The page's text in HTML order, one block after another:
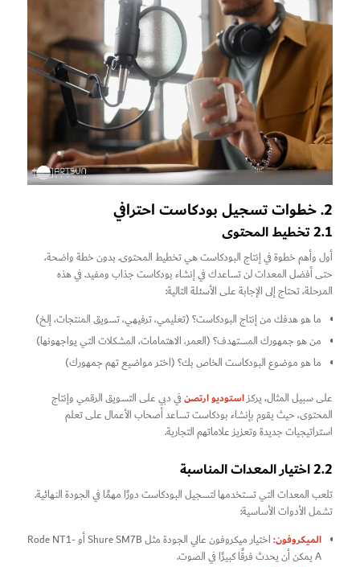
2. خطوات تسجيل بودكاست احترافي
2.1 تخطيط المحتوى
أول وأهم خطوة في إنتاج البودكاست هي تخطيط المحتوى. بدون خطة واضحة،
حتى أفضل المعدات لن تساعدك في إنشاء بودكاست جذاب ومفيد. في هذه
المرحلة، تحتاج إلى الإجابة على الأسئلة التالية:
ما هو هدفك من إنتاج البودكاست؟ (تعليمي، ترفيهي، تسويق المنتجات، إلخ)
من هو جمهورك المستهدف؟ (العمر، الاهتمامات، المشكلات التي يواجهونها)
ما هو موضوع البودكاست الخاص بك؟ (اختر مواضيع تهم جمهورك)
على سبيل المثال، يركزاستوديو ارتصنفي دبي على التسويق الرقمي وإنتاج
المحتوى، حيث يقوم بإنشاء بودكاست تساعد أصحاب الأعمال على تعلم
استراتيجيات جديدة وتعزيز علاماتهم التجارية.
2.2 اختيار المعدات المناسبة
تلعب المعدات التي تستخدمها لتسجيل البودكاست دورًا مهمًا في الجودة النهائية.
تشمل الأدوات الأساسية:
الميكروفون:
اختيار ميكروفون عالي الجودة مثل Shure SM7B أو Rode NT1-
A يمكن أن يحدث فرقًا كبيرًا في الصوت.